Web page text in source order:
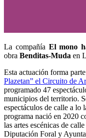
La compañía El mono
obra Benditas-Muda en
Esta actuación forma
Plazetan” el Circuito de
programado 47
municipios del territorio.
espectáculos de calle a lo
programa nació en 2020
las artes escénicas de
Diputación Foral y